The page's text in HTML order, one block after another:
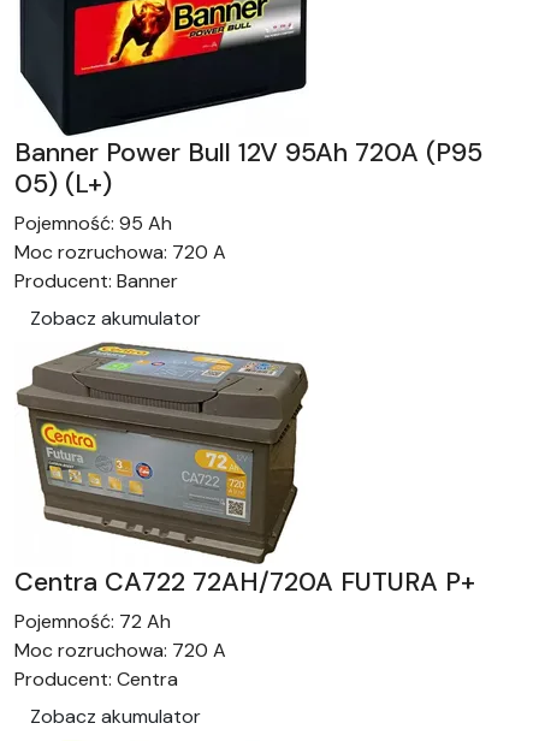
Banner Power Bull 12V 95Ah 720A (P95
05) (L+)
Pojemność: 95 Ah
Moc rozruchowa: 720 A
Producent: Banner
Zobacz akumulator
Centra CA722 72AH/720A FUTURA P+
Pojemność: 72 Ah
Moc rozruchowa: 720 A
Producent: Centra
Zobacz akumulator